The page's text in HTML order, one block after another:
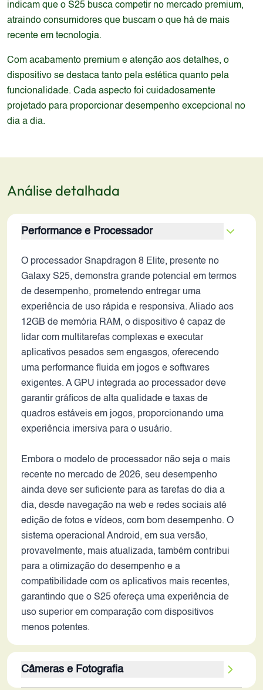
indicam que o S25 busca competir no mercado premium,
atraindo consumidores que buscam o que há de mais
recente em tecnologia.
Com acabamento premium e atenção aos detalhes, o
dispositivo se destaca tanto pela estética quanto pela
funcionalidade. Cada aspecto foi cuidadosamente
projetado para proporcionar desempenho excepcional no
dia a dia.
Análise detalhada
Performance e Processador
O processador Snapdragon 8 Elite, presente no
Galaxy S25, demonstra grande potencial em termos
de desempenho, prometendo entregar uma
experiência de uso rápida e responsiva. Aliado aos
12GB de memória RAM, o dispositivo é capaz de
lidar com multitarefas complexas e executar
aplicativos pesados sem engasgos, oferecendo
uma performance fluida em jogos e softwares
exigentes. A GPU integrada ao processador deve
garantir gráficos de alta qualidade e taxas de
quadros estáveis em jogos, proporcionando uma
experiência imersiva para o usuário.
Embora o modelo de processador não seja o mais
recente no mercado de 2026, seu desempenho
ainda deve ser suficiente para as tarefas do dia a
dia, desde navegação na web e redes sociais até
edição de fotos e vídeos, com bom desempenho. O
sistema operacional Android, em sua versão,
provavelmente, mais atualizada, também contribui
para a otimização do desempenho e a
compatibilidade com os aplicativos mais recentes,
garantindo que o S25 ofereça uma experiência de
uso superior em comparação com dispositivos
menos potentes.
Câmeras e Fotografia